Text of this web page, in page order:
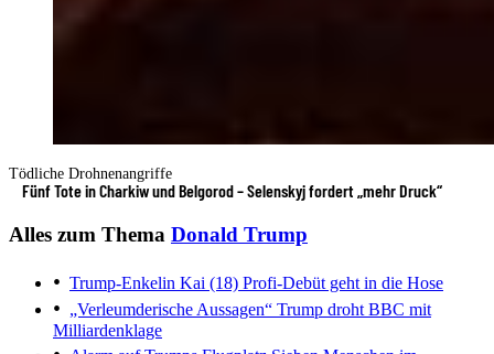
Tödliche Drohnenangriffe
Fünf Tote in Charkiw und Belgorod – Selenskyj fordert „mehr Druck“
Alles zum Thema Donald Trump
Trump-Enkelin Kai (18) Profi-Debüt geht in die Hose
„Verleumderische Aussagen“ Trump droht BBC mit
Milliardenklage